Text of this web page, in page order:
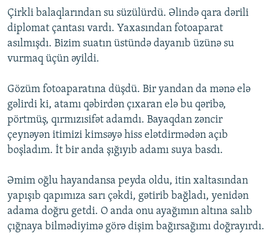
Çirkli balaqlarından su süzülürdü. Əlində qara dərili
diplomat çantası vardı. Yaxasından fotoaparat
asılmışdı. Bizim suatın üstündə dayanıb üzünə su
vurmaq üçün əyildi.
Gözüm fotoaparatına düşdü. Bir yandan da mənə elə
gəlirdi ki, atamı qəbirdən çıxaran elə bu qəribə,
pörtmüş, qırmızısifət adamdı. Bayaqdan zəncir
çeynəyən itimizi kimsəyə hiss elətdirmədən açıb
boşladım. İt bir anda şığıyıb adamı suya basdı.
Əmim oğlu hayandansa peyda oldu, itin xaltasından
yapışıb qapımıza sarı çəkdi, gətirib bağladı, yenidən
adama doğru getdi. O anda onu ayağımın altına salıb
çığnaya bilmədiyimə görə dişim bağırsağımı doğrayırdı.